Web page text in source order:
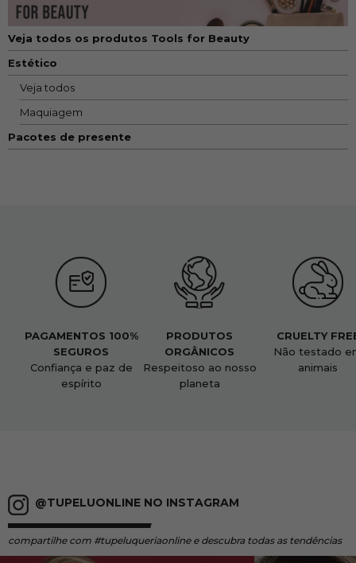
Veja todos os produtos Tools for Beauty
Estético
Veja todos
Maquiagem
Pacotes de presente
PAGAMENTOS 100%
SEGUROS
Confiança e paz de
espírito
PRODUTOS
ORGÂNICOS
Respeitoso ao nosso
planeta
CRUELTY
Não testado
animais
@TUPELUONLINE NO INSTAGRAM
compartilhe com #tupeluqueriaonline e descubra todas as tendências